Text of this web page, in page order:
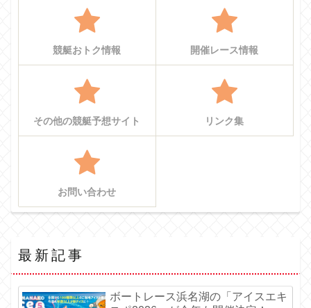
競艇おトク情報 開催レース情報
その他の競艇予想サイト リンク集
お問い合わせ
最新記事
ボートレース浜名湖の「アイスエキ